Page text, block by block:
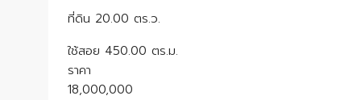
ที่ดิน 20.00 ตร.ว.
ใช้สอย 450.00 ตร.ม.
ราคา
18,000,000